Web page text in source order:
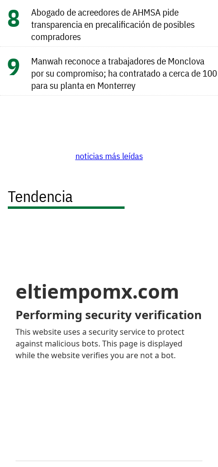
Abogado de acreedores de AHMSA pide
transparencia en precalificación de posibles
compradores
Manwah reconoce a trabajadores de Monclova
por su compromiso; ha contratado a cerca de 100
para su planta en Monterrey
noticias más leídas
Tendencia